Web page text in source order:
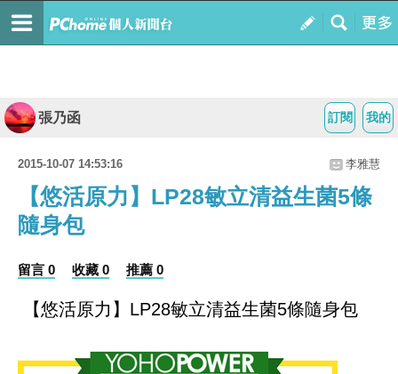
我的
訂閱
張乃函
2015-10-07 14:53:16 李雅慧
【悠活原力】LP28敏立清益生菌5條
隨身包
留言 0 收藏 0 推薦 0